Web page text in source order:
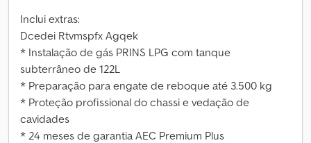
Inclui extras:
Dcedei Rtvmspfx Agqek
* Instalação de gás PRINS LPG com tanque
subterrâneo de 122L
* Preparação para engate de reboque até 3.500 kg
* Proteção profissional do chassi e vedação de
cavidades
* 24 meses de garantia AEC Premium Plus